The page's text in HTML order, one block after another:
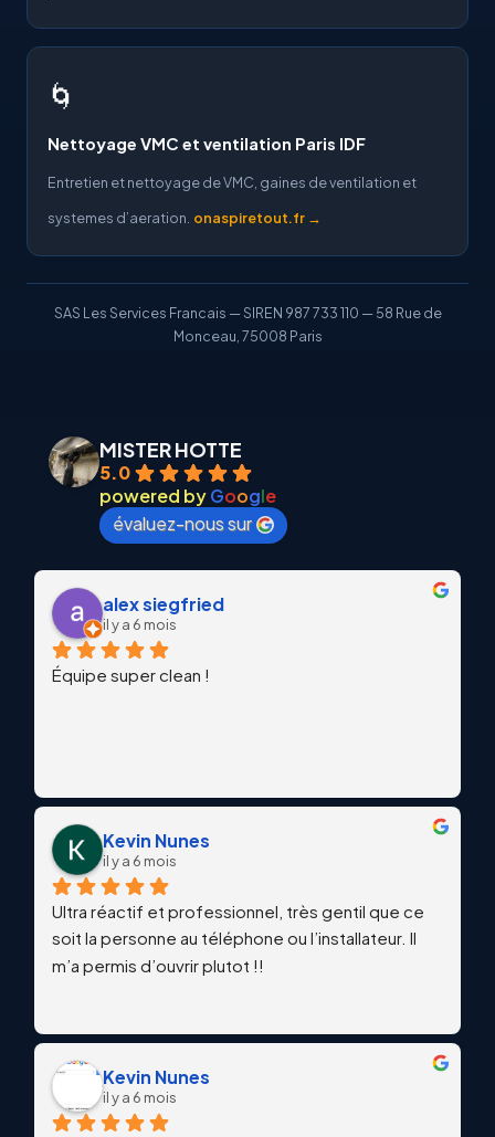
🌀
Nettoyage VMC et ventilation Paris IDF
Entretien et nettoyage de VMC, gaines de ventilation et
systemes d’aeration. onaspiretout.fr →
SAS Les Services Francais — SIREN 987 733 110 — 58 Rue de
Monceau, 75008 Paris
MISTER HOTTE
5.0
powered byGoogle
évaluez-nous sur
alex siegfried
il y a 6 mois
Équipe super clean !
Kevin Nunes
il y a 6 mois
Ultra réactif et professionnel, très gentil que ce
soit la personne au téléphone ou l’installateur. Il
m’a permis d’ouvrir plutot !!
Kevin Nunes
il y a 6 mois